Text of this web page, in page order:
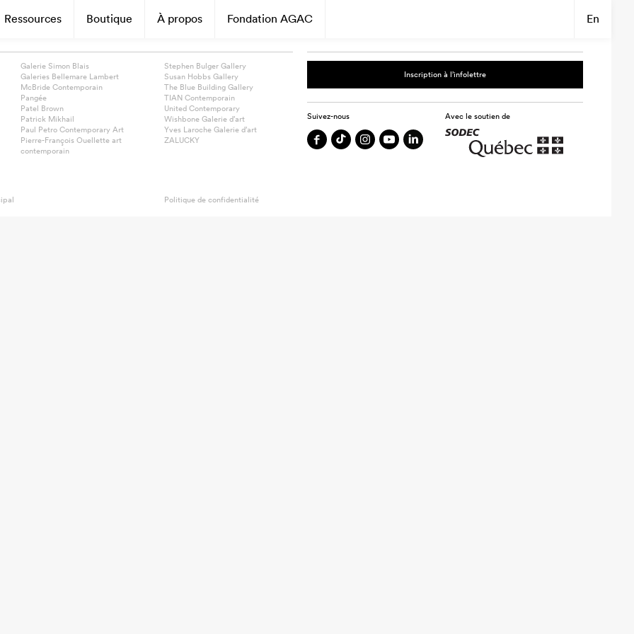
Ressources Boutique À propos Fondation AGAC En
Galerie Simon Blais
Galeries Bellemare Lambert
McBride Contemporain
Pangée
Patel Brown
Patrick Mikhail
Paul Petro Contemporary Art
Pierre-François Ouellette art
contemporain
Stephen Bulger Gallery
Susan Hobbs Gallery
The Blue Building Gallery
TIAN Contemporain
United Contemporary
Wishbone Galerie d’art
Yves Laroche Galerie d’art
ZALUCKY
Inscription à l’infolettre
Suivez-nous Avec le soutien de
Politique de confidentialité